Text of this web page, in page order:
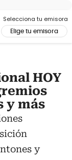
Selecciona tu emisora
Elige tu emisora
HOY
y más
y